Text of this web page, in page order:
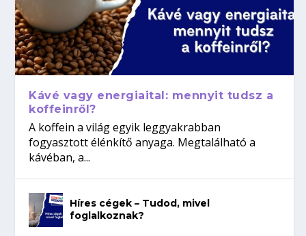
Kávé vagy energiaital: mennyit tudsz a
koffeinről?
A koffein a világ egyik leggyakrabban
fogyasztott élénkítő anyaga. Megtalálható a
kávéban, a...
Híres cégek – Tudod, mivel
foglalkoznak?